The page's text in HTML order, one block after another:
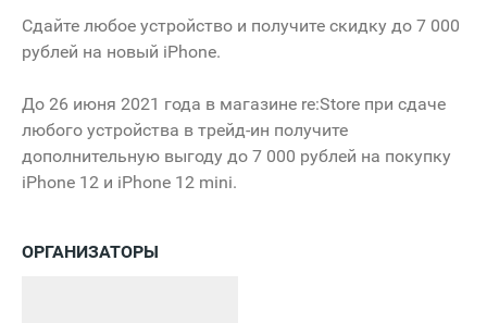
Сдайте любое устройство и получите скидку до 7 000
рублей на новый iPhone.
До 26 июня 2021 года в магазине re:Store при сдаче
любого устройства в трейд-ин получите
дополнительную выгоду до 7 000 рублей на покупку
iPhone 12 и iPhone 12 mini.
ОРГАНИЗАТОРЫ